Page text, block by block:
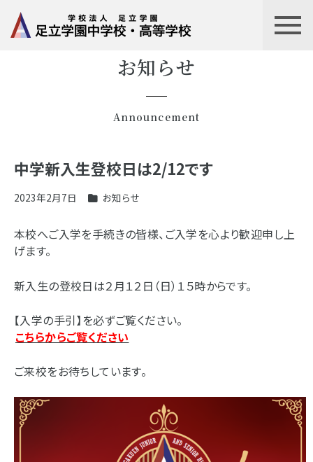
お知らせ
Announcement
中学新入生登校日は2/12です
2023年2月7日 お知らせ
本校へご入学を手続きの皆様、ご入学を心より歓迎申し上
げます。
新入生の登校日は２月１２日（日）１５時からです。
【入学の手引】を必ずご覧ください。
こちらからご覧ください
ご来校をお待ちしています。